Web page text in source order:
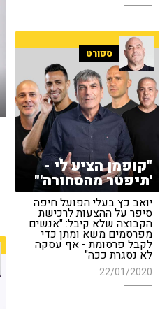
ספורט
"קופמן הציע לי -
'תיפטר מהסחורה'"
יואב כץ בעלי הפועל חיפה
סיפר על ההצעות לרכישת
הקבוצה שלא קיבל: "אנשים
מפרסמים משא ומתן כדי
לקבל פרסומת - אף עסקה
לא נסגרת ככה"
22/01/2020